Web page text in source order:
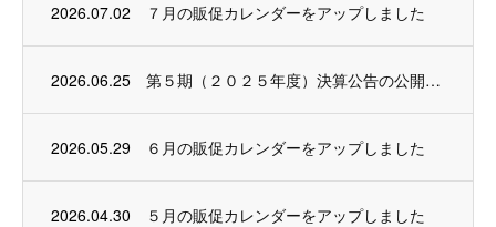
2026.07.02 ７月の販促カレンダーをアップしました
2026.06.25 第５期（２０２５年度）決算公告の公開について
2026.05.29 ６月の販促カレンダーをアップしました
2026.04.30 ５月の販促カレンダーをアップしました